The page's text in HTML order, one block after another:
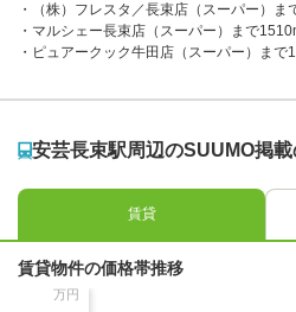
（株）フレスタ／長束店（スーパー）ま
マルシェー長束店（スーパー）まで
ピュアークック牛田店（スーパー）まで
安芸長束駅周辺のSUUMO掲
賃貸
賃貸物件の価格帯推移
万円